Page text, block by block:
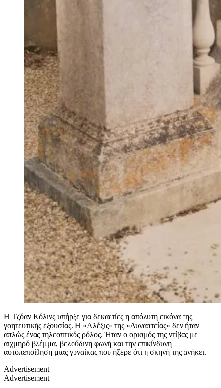
Η Τζόαν Κόλινς υπήρξε για δεκαετίες η απόλυτη εικόνα της
γοητευτικής εξουσίας. Η «Αλέξις» της «Δυναστείας» δεν ήταν
απλώς ένας τηλεοπτικός ρόλος. Ήταν ο ορισμός της ντίβας με
αιχμηρό βλέμμα, βελούδινη φωνή και την επικίνδυνη
αυτοπεποίθηση μιας γυναίκας που ήξερε ότι η σκηνή της ανήκει.
Advertisement
Advertisement